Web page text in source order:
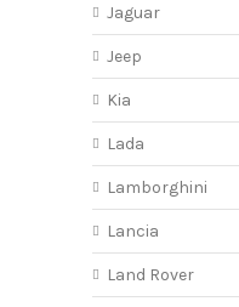
Jaguar
Jeep
Kia
Lada
Lamborghini
Lancia
Land Rover